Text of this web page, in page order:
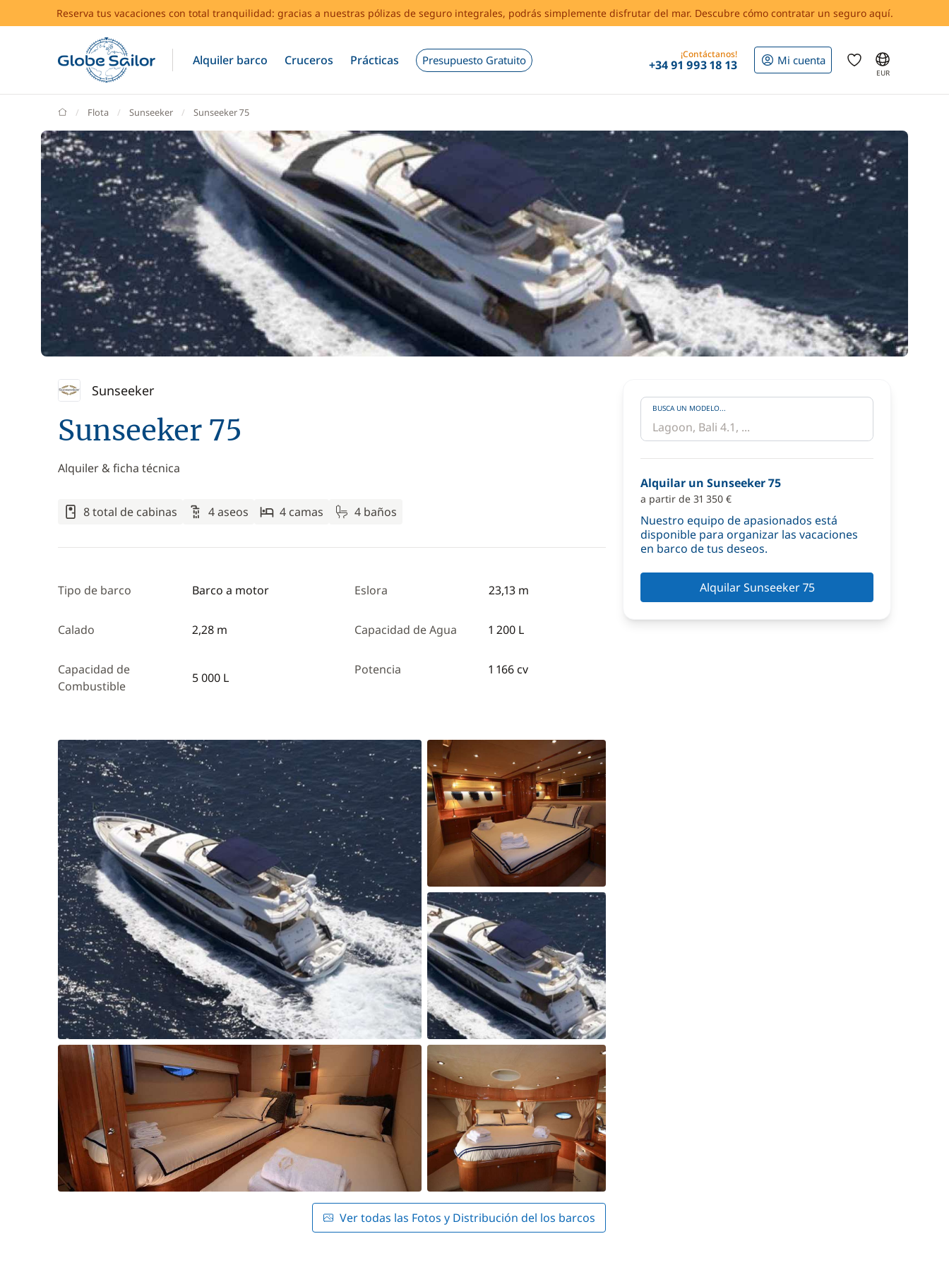
Reserva tus vacaciones con total tranquilidad: gracias a nuestras pólizas de seguro integrales, podrás simplemente disfrutar del mar. Descubre cómo contratar un seguro aquí.
Alquiler barco Cruceros Prácticas Presupuesto Gratuito ¡Contáctanos!
+34 91 993 18 13 Mi cuenta
EUR
GlobeSailor
Flota Sunseeker Sunseeker 75
Sunseeker
Sunseeker 75
Alquiler & ficha técnica
8 total de cabinas 4 aseos 4 camas 4 baños
Tipo de barco Barco a motor Eslora 23,13 m
Calado 2,28 m Capacidad de Agua 1 200 L
Capacidad de
Combustible
5 000 L
Potencia 1 166 cv
Ver todas las Fotos y Distribución del los barcos
BUSCA UN MODELO...
Alquilar un Sunseeker 75
a partir de 31 350 €
Nuestro equipo de apasionados está
disponible para organizar las vacaciones
en barco de tus deseos.
Alquilar Sunseeker 75